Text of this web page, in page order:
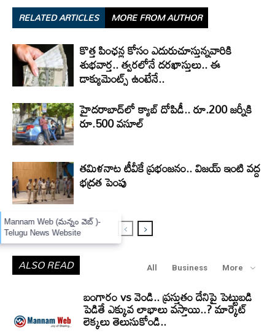
RELATED ARTICLES MORE FROM AUTHOR
కొత్త పింఛన్ల కోసం ఎదురుచూస్తున్నవారికి
శుభవార్త.. త్వరలోనే దరఖాస్తులు.. ఈ
డాక్యుమెంట్స్ ఉంటేనే..
హైదరాబాద్‌లో క్యాబ్‌ దోపిడీ.. రూ.200 జర్నీకి
రూ.500 వసూల్
తమిళనాట టీవీకే ప్రభంజనం.. విజయ్ ఇంటి వద్ద
భద్రత పెంపు
ALSO READ All Business More
బంగారం vs వెండి.. ప్రస్తుతం దేనిపై పెట్టుబడి
పెడితే ఎక్కువ లాభాలు వస్తాయి..? మార్కెట్
లెక్కలు తెలుసుకోండి..
×
Mannam Web (మన్నం వెబ్ )-
Telugu News Website